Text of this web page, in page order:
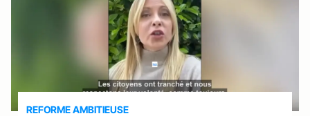
REFORME AMBITIEUSE